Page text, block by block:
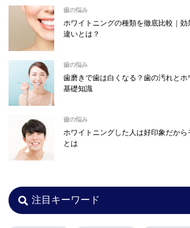
歯の悩み
ホワイトニングの種類を徹底比較｜
違いとは？
歯の悩み
歯磨きで歯は白くなる？歯の汚れと
基礎知識
歯の悩み
ホワイトニングした人は好印象だか
とは
注目キーワード